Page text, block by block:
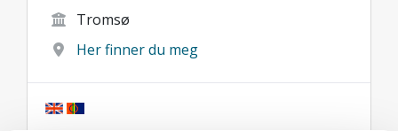
Tromsø
Her finner du meg